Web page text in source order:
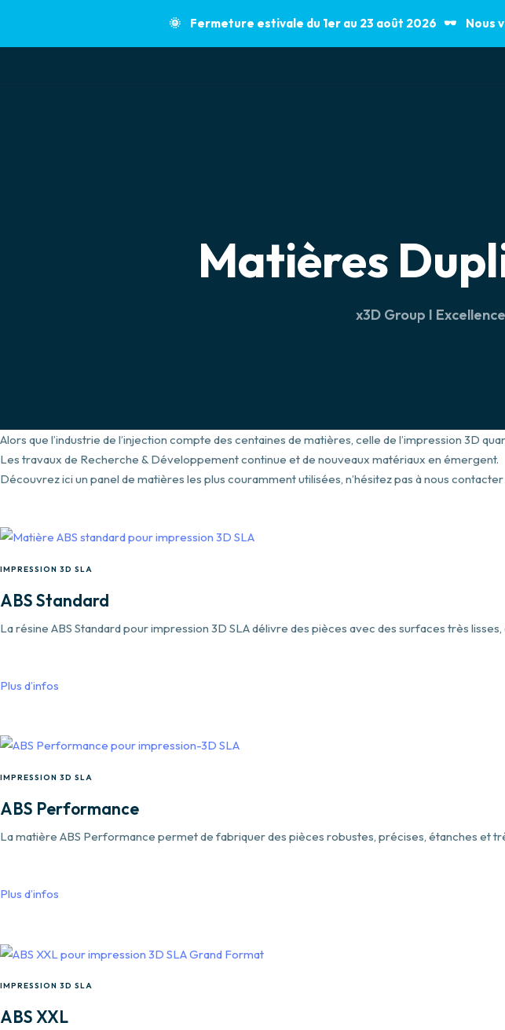
🌞 Fermeture estivale du 1er au 23 août 2026 🕶️ Nous
Matières
x3D Group I
Alors que l’industrie de l’injection compte des centaines de matières, celle de l’impression 3D
Les travaux de Recherche & Développement continue et de nouveaux matériaux en émergent.
Découvrez ici un panel de matières les plus couramment utilisées, n’hésitez pas à nous
IMPRESSION 3D SLA
ABS Standard
La résine ABS Standard pour impression 3D SLA délivre des pièces avec des surfaces très
Plus d’infos
IMPRESSION 3D SLA
ABS Performance
La matière ABS Performance permet de fabriquer des pièces robustes, précises, étanches et
Plus d’infos
IMPRESSION 3D SLA
ABS XXL